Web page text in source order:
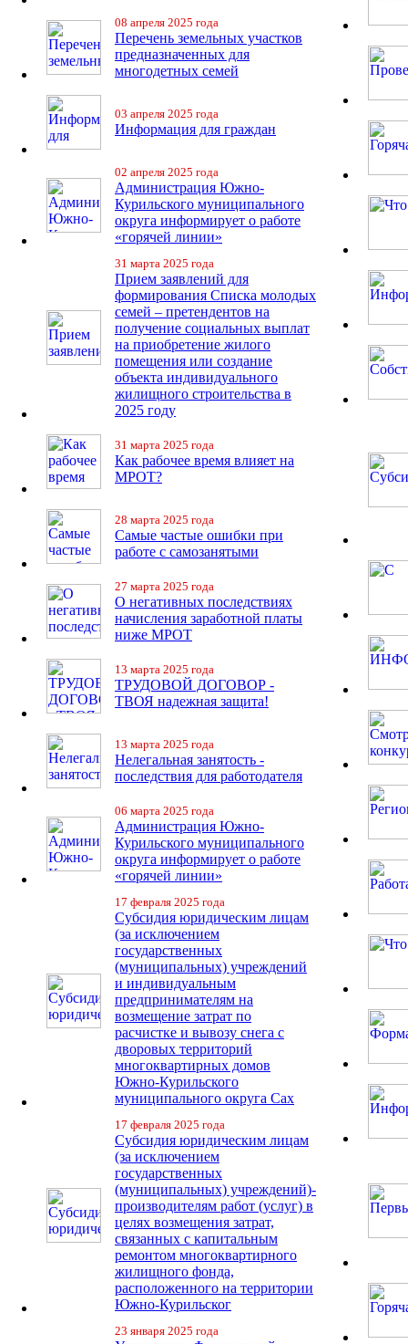
08 апреля 2025 года
Перечень земельных участков
предназначенных для
многодетных семей
03 апреля 2025 года
Информация для граждан
02 апреля 2025 года
Администрация Южно-
Курильского муниципального
округа информирует о работе
«горячей линии»
31 марта 2025 года
Прием заявлений для
формирования Списка молодых
семей – претендентов на
получение социальных выплат
на приобретение жилого
помещения или создание
объекта индивидуального
жилищного строительства в
2025 году
31 марта 2025 года
Как рабочее время влияет на
МРОТ?
28 марта 2025 года
Самые частые ошибки при
работе с самозанятыми
27 марта 2025 года
О негативных последствиях
начисления заработной платы
ниже МРОТ
13 марта 2025 года
ТРУДОВОЙ ДОГОВОР -
ТВОЯ надежная защита!
13 марта 2025 года
Нелегальная занятость -
последствия для работодателя
06 марта 2025 года
Администрация Южно-
Курильского муниципального
округа информирует о работе
«горячей линии»
17 февраля 2025 года
Субсидия юридическим лицам
(за исключением
государственных
(муниципальных) учреждений
и индивидуальным
предпринимателям на
возмещение затрат по
расчистке и вывозу снега с
дворовых территорий
многоквартирных домов
Южно-Курильского
муниципального округа Сах
17 февраля 2025 года
Субсидия юридическим лицам
(за исключением
государственных
(муниципальных) учреждений)-
производителям работ (услуг) в
целях возмещения затрат,
связанных с капитальным
ремонтом многоквартирного
жилищного фонда,
расположенного на территории
Южно-Курильског
23 января 2025 года